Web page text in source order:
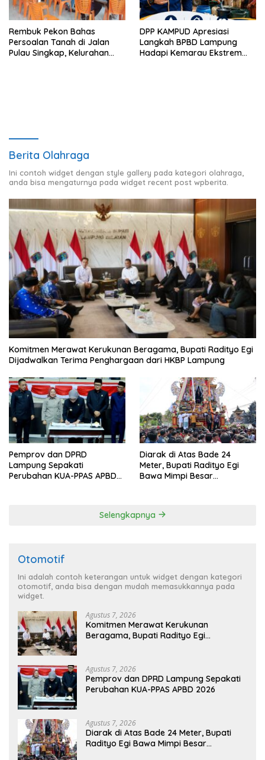
Rembuk Pekon Bahas
Persoalan Tanah di Jalan
Pulau Singkap, Kelurahan
DPP KAMPUD Apresiasi
Langkah BPBD Lampung
Hadapi Kemarau Ekstrem
Berita Olahraga
Ini contoh widget dengan style gallery pada kategori olahraga,
anda bisa mengaturnya pada widget recent post wpberita.
Komitmen Merawat Kerukunan Beragama, Bupati Radityo Egi
Dijadwalkan Terima Penghargaan dari HKBP Lampung
Pemprov dan DPRD
Lampung Sepakati
Perubahan KUA-PPAS APBD
Diarak di Atas Bade 24
Meter, Bupati Radityo Egi
Bawa Mimpi Besar
Selengkapnya
Otomotif
Ini adalah contoh keterangan untuk widget dengan kategori
otomotif, anda bisa dengan mudah memasukkannya pada
widget.
Agustus 7, 2026
Komitmen Merawat Kerukunan
Beragama, Bupati Radityo Egi
Agustus 7, 2026
Pemprov dan DPRD Lampung Sepakati
Perubahan KUA-PPAS APBD 2026
Agustus 7, 2026
Diarak di Atas Bade 24 Meter, Bupati
Radityo Egi Bawa Mimpi Besar